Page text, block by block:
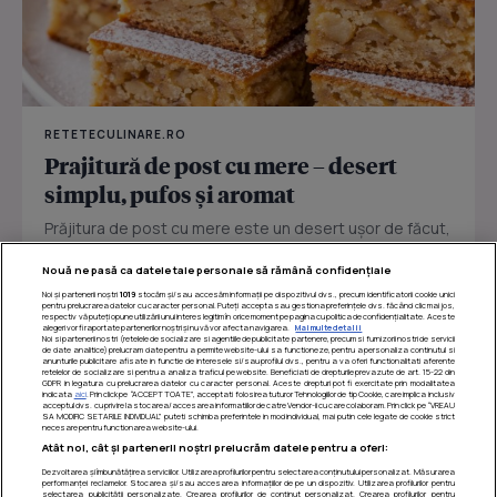
RETETECULINARE.RO
Prajitură de post cu mere – desert
simplu, pufos și aromat
Prăjitura de post cu mere este un desert ușor de făcut,
sau...
Nouă ne pasă ca datele tale personale să rămână confidențiale
Noi și partenerii noștri 1019stocăm și/sau accesăm informații pe dispozitivul dvs., precum identificatorii cookie unici
pentru prelucrarea datelor cu caracter personal. Puteți accepta sau gestiona preferințele dvs. făcând clic mai jos,
respectiv vă puteți opune utilizării unui interes legitim în orice moment pe pagina cu politica de confidențialitate. Aceste
alegeri vor fi raportate partenerilor noștri și nu vă vor afecta navigarea.
Mai multe detalii
Noi si partenerii nostri (retelele de socializare si agentiile de publicitate partenere, precum si furnizorii nostri de servicii
de date analitice) prelucram date pentru a permite website-ului sa functioneze, pentru a personaliza continutul si
anunturile publicitare afisate in functie de interesele si/sau profilul dvs., pentru a va oferi functionalitati aferente
retelelor de socializare si pentru a analiza traficul pe website. Beneficiati de drepturile prevazute de art. 15-22 din
GDPR in legatura cu prelucrarea datelor cu caracter personal. Aceste drepturi pot fi exercitate prin modalitatea
indicata aici. Prin click pe “ACCEPT TOATE”, acceptati folosirea tuturor Tehnologiilor de tip Cookie, care implica inclusiv
acceptul dvs. cu privire la stocarea/accesarea informatiilor de catre Vendor-ii cu care colaboram. Prin click pe “VREAU
SA MODIFIC SETARILE INDIVIDUAL” puteti schimba preferintele in mod individual, mai putin cele legate de cookie strict
necesare pentru functionarea website-ului.
Atât noi, cât și partenerii noștri prelucrăm datele pentru a oferi:
Dezvoltarea și îmbunătățirea serviciilor. Utilizarea profilurilor pentru selectarea conținutului personalizat. Măsurarea
performanței reclamelor. Stocarea și/sau accesarea informațiilor de pe un dispozitiv. Utilizarea profilurilor pentru
selectarea publicității personalizate. Crearea profilurilor de conținut personalizat. Crearea profilurilor pentru